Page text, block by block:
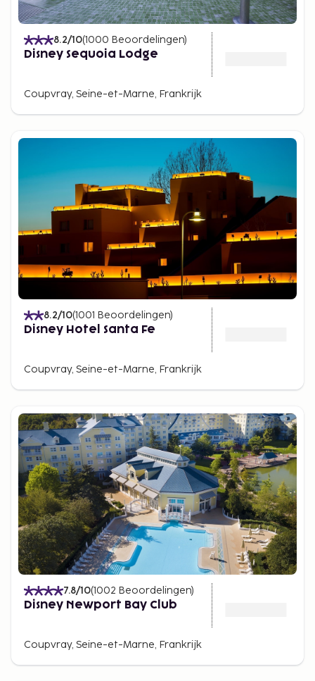
8.2/10(1000 Beoordelingen)
Disney Sequoia Lodge
Coupvray, Seine-et-Marne, Frankrijk
8.2/10(1001 Beoordelingen)
Disney Hotel Santa Fe
Coupvray, Seine-et-Marne, Frankrijk
7.8/10(1002 Beoordelingen)
Disney Newport Bay Club
Coupvray, Seine-et-Marne, Frankrijk